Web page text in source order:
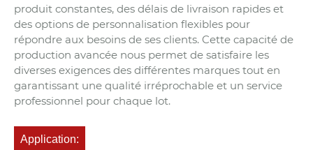
produit constantes, des délais de livraison rapides et
des options de personnalisation flexibles pour
répondre aux besoins de ses clients. Cette capacité de
production avancée nous permet de satisfaire les
diverses exigences des différentes marques tout en
garantissant une qualité irréprochable et un service
professionnel pour chaque lot.
Application: